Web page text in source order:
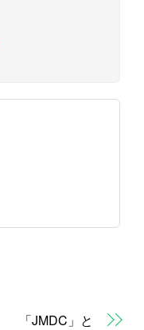
「JMDC」と